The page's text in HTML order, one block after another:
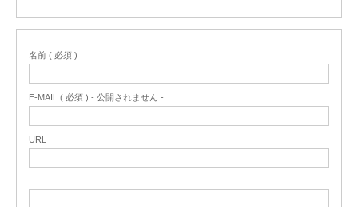
名前 ( 必須 )
E-MAIL ( 必須 ) - 公開されません -
URL